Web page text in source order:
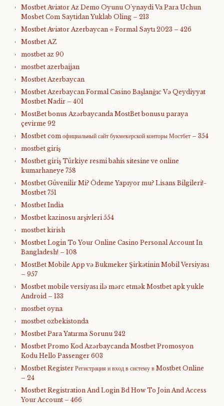
Mostbet Aviator Az Demo Oyunu O'ynaydi Va Para Uchun
Mosbet Com Saytidan Yuklab Oling – 213
Mostbet Aviator Azerbaycan ⭐️ Formal Saytı 2023 – 426
Mostbet AZ
mostbet az 90
mostbet azerbaijan
Mostbet Azerbaycan
Mostbet Azerbaycan Formal Casino Başlanğıc Və Qeydiyyat
Mostbet Nadir – 401
MostBet bonus Azərbaycanda MostBet bonusu paraya
çevirme 92
Mostbet com официальный сайт букмекерской конторы Мостбет – 354
mostbet giriş
Mostbet giriş Türkiye resmi bahis sitesine ve online
kumarhaneye 758
Mostbet Güvenilir Mi? Ödeme Yapıyor mu? Lisans Bilgileri!-
Mostbet 751
Mostbet India
Mostbet kazinosu arşivleri 554
mostbet kirish
Mostbet Login To Your Online Casino Personal Account In
Bangladesh! – 108
MostBet Mobile App və Bukmeker Şirkətinin Mobil Versiyası
– 957
Mostbet mobile versiyası ilə mərc etmək Mostbet apk yukle
Android – 133
mostbet oyna
mostbet ozbekistonda
Mostbet Para Yatırma Sorunu 242
Mostbet Promo Kod Azərbaycanda Mostbet Promosyon
Kodu Hello Passenger 603
Mostbet Register Регистрация и вход в систему в Mostbet Online
– 24
Mostbet Registration And Login Bd How To Join And Access
Your Account – 466